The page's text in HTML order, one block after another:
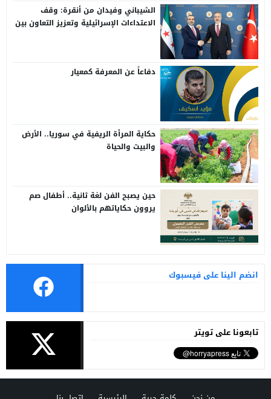
الشيباني وفيدان من أنقرة: وقف
الاعتداءات الإسرائيلية وتعزيز التعاون بين
دفاعاً عن المعرفة كمعيار
حكاية المرأة الريفية في سوريا.. الأرض
والبيت والحياة
حين يصبح الفن لغة ثانية.. أطفال صم
يروون حكاياتهم بالألوان
انضم الينا على فيسبوك
تابعونا على تويتر